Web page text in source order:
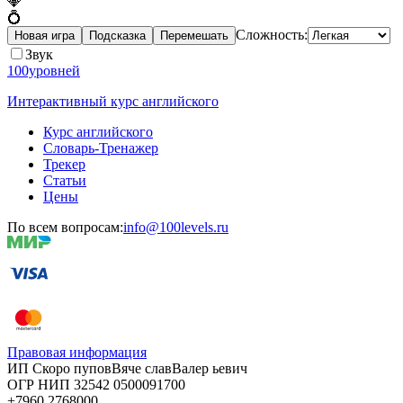
💍
Новая игра Подсказка Перемешать Сложность:
Звук
100уровней
Интерактивный курс английского
Курс английского
Словарь-Тренажер
Трекер
Статьи
Цены
По всем вопросам:info@100levels.ru
Правовая информация
ИП Скоро пуповВяче славВалер ьевич
ОГР НИП 32542 0500091700